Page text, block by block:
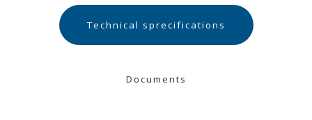
Technical sprecifications
Documents